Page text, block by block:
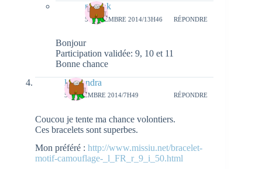
natieak
5 NOVEMBRE 2014/13H46 RÉPONDRE
Bonjour
Participation validée: 9, 10 et 11
Bonne chance
leu sandra
5 NOVEMBRE 2014/7H49 RÉPONDRE
Coucou je tente ma chance volontiers.
Ces bracelets sont superbes.
Mon préféré : http://www.missiu.net/bracelet-
motif-camouflage-_l_FR_r_9_i_50.html